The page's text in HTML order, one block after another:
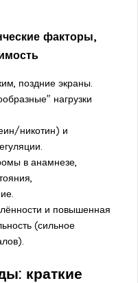
факторы,
поздние экраны.
нагрузки
никотин) и
в анамнезе,
и повышенная
(сильное
краткие